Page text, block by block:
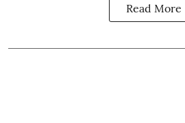
Read More